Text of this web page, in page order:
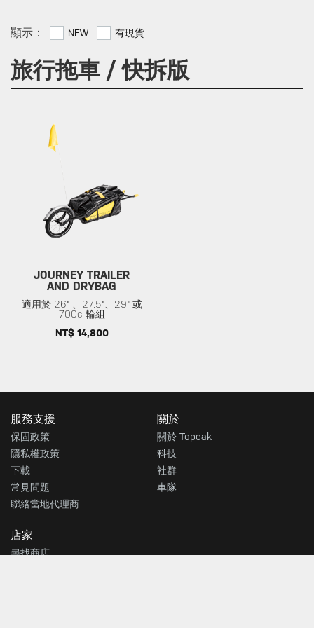
顯示： NEW 有現貨
旅行拖車 / 快拆版
JOURNEY TRAILER
AND DRYBAG
適用於 26" 、27.5"、29" 或
700c 輪組
NT$ 14,800
服務支援
保固政策
隱私權政策
下載
常見問題
聯絡當地代理商
關於
關於 Topeak
科技
社群
車隊
店家
尋找商店